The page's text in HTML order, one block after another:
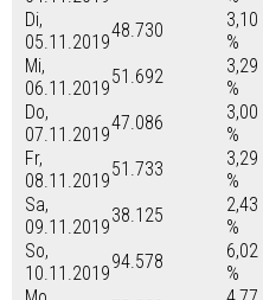
Di,
05.11.2019
48.730
3,10
%
Mi,
06.11.2019
51.692
3,29
%
Do,
07.11.2019
47.086
3,00
%
Fr,
08.11.2019
51.733
3,29
%
Sa,
09.11.2019
38.125
2,43
%
So,
10.11.2019
94.578
6,02
%